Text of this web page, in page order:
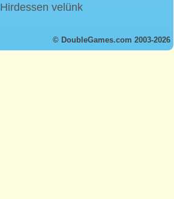
Hirdessen velünk
© DoubleGames.com 2003-2026